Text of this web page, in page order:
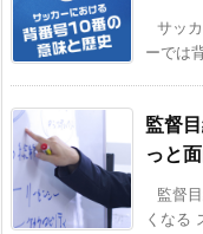
サッ
ーでは
監督
っと
監督
くなる